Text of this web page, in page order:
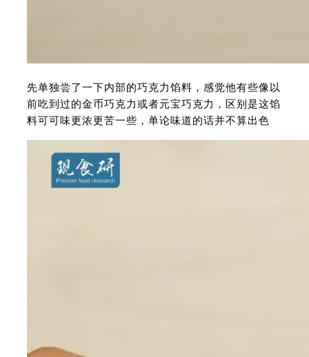
先单独尝了一下内部的巧克力馅料，感觉他有些像以
前吃到过的金币巧克力或者元宝巧克力，区别是这馅
料可可味更浓更苦一些，单论味道的话并不算出色